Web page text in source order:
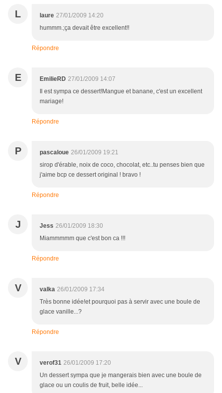
L laure 27/01/2009 14:20
hummm.;ça devait être excellent!!
Répondre
E EmilieRD 27/01/2009 14:07
Il est sympa ce dessert!Mangue et banane, c'est un excellent
mariage!
Répondre
P pascaloue 26/01/2009 19:21
sirop d'érable, noix de coco, chocolat, etc..tu penses bien que
j'aime bcp ce dessert original ! bravo !
Répondre
J Jess 26/01/2009 18:30
Miammmmm que c'est bon ca !!!
Répondre
V valka 26/01/2009 17:34
Très bonne idée!et pourquoi pas à servir avec une boule de
glace vanille...?
Répondre
V verof31 26/01/2009 17:20
Un dessert sympa que je mangerais bien avec une boule de
glace ou un coulis de fruit, belle idée...